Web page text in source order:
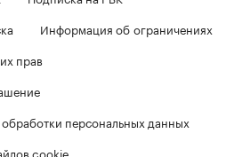
Информация об ограничениях
прав
персональных данных
cookie